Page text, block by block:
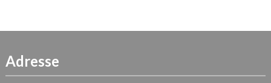
Adresse